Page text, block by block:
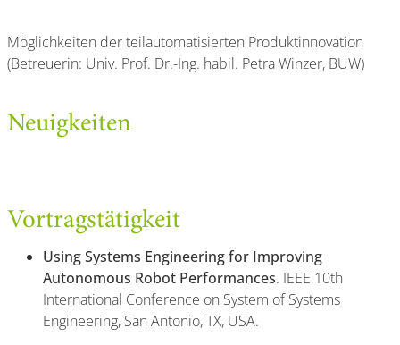
Möglichkeiten der teilautomatisierten Produktinnovation
(Betreuerin: Univ. Prof. Dr.-Ing. habil. Petra Winzer, BUW)
Neuigkeiten
Vortragstätigkeit
Using Systems Engineering for Improving
Autonomous Robot Performances. IEEE 10th
International Conference on System of Systems
Engineering, San Antonio, TX, USA.